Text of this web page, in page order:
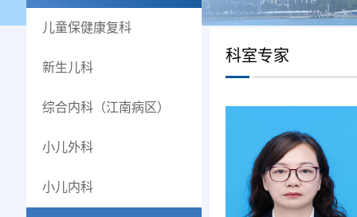
儿童保健康复科
新生儿科
综合内科（江南病区）
小儿外科
小儿内科
科室专家